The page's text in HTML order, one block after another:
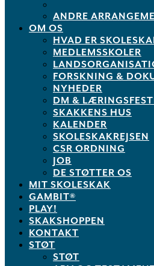
ANDRE
OM OS
HVAD ER
MEDLEMSSKOLER
FORSKNING &
NYHEDER
DM &
SKAKKENS HUS
KALENDER
SKOLESKAKREJSEN
CSR ORDNING
JOB
DE STØTTER OS
MIT SKOLESKAK
GAMBIT®
PLAY!
SKAKSHOPPEN
KONTAKT
STØT
STØT